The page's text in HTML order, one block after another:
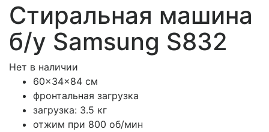
Стиральная машина
б/у Samsung S832
Нет в наличии
60x34x84 см
фронтальная загрузка
загрузка: 3.5 кг
отжим при 800 об/мин